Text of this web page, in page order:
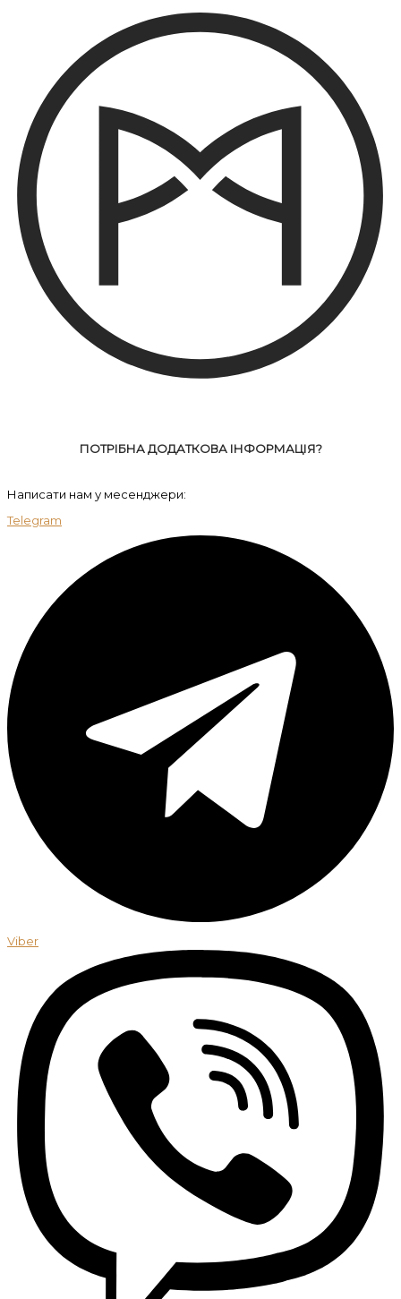
ПОТРІБНА ДОДАТКОВА ІНФОРМАЦІЯ?
Написати нам у месенджери:
Telegram
Viber